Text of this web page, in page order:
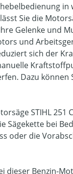
Sie die
Gelenke und
und
sich der
Dazu
STIHL 251
Sägekette bei
oder die
dieser Benzin-